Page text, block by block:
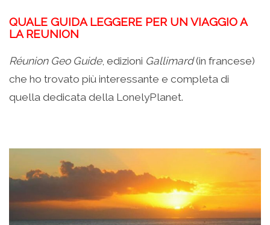
QUALE GUIDA LEGGERE PER UN VIAGGIO A
LA REUNION
Réunion Geo Guide, edizioni Gallimard(in francese)
che ho trovato più interessante e completa di
quella dedicata della LonelyPlanet.